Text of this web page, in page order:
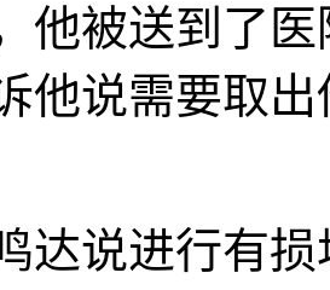
他被送到了
他说需要取
达说进行有